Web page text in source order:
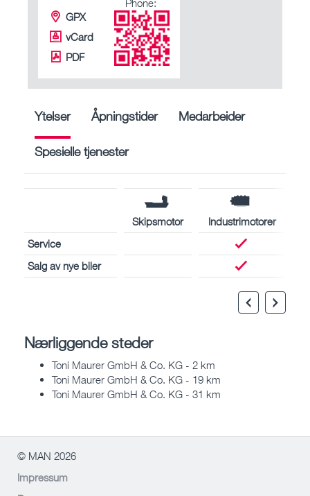
GPX
vCard
PDF
Phone:
Ytelser Åpningstider Medarbeider
Spesielle tjenester
Skipsmotor
Industrimotorer
Service
Salg av nye biler
Nærliggende steder
Toni Maurer GmbH & Co. KG - 2 km
Toni Maurer GmbH & Co. KG - 19 km
Toni Maurer GmbH & Co. KG - 31 km
© MAN 2026
Impressum